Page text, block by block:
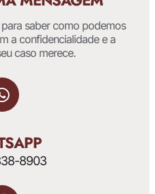
saber como podemos
a confidencialidade e a
caso merece.
8903